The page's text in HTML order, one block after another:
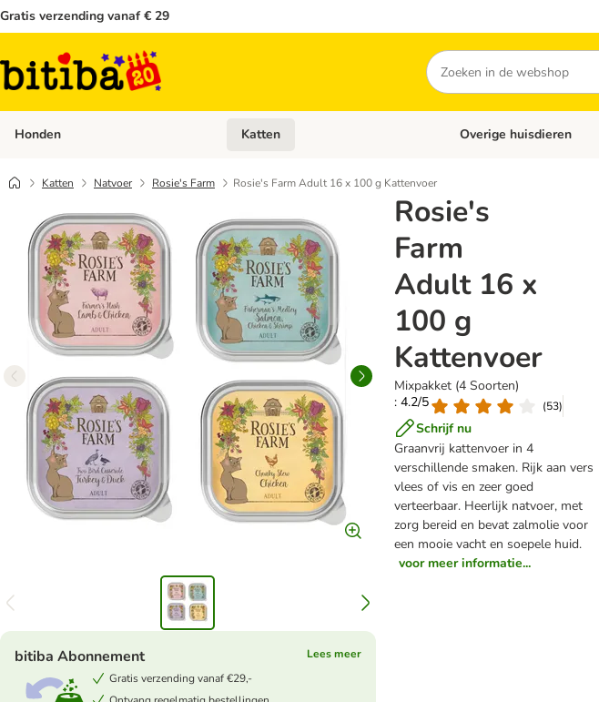
Gratis verzending vanaf € 29
Zoeken
Honden Open categoriemenu: Honden
Katten Open categoriemenu: Katten
Overige huisdieren
Katten Natvoer Rosie's Farm Rosie's Farm Adult 16 x 100 g Kattenvoer
Rosie's
Farm
Adult 16 x
100 g
Kattenvoer
Mixpakket (4 Soorten)
: 4.2/5
(53)
Schrijf nu
Graanvrij kattenvoer in 4
verschillende smaken. Rijk aan vers
vlees of vis en zeer goed
verteerbaar. Heerlijk natvoer, met
zorg bereid en bevat zalmolie voor
een mooie vacht en soepele huid.
voor meer informatie...
bitiba Abonnement
Lees meer
Gratis verzending vanaf €29,-